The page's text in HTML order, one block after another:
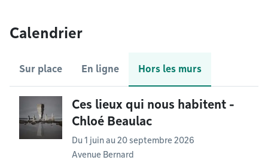
Calendrier
Sur place En ligne Hors les murs
Ces lieux qui nous habitent -
Chloé Beaulac
Du 1 juinau 20 septembre 2026
Avenue Bernard